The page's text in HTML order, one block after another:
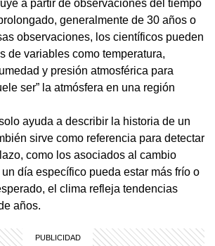
a partir de observaciones del tiempo
generalmente de 30 años o
observaciones, los científicos pueden
de variables como temperatura,
y presión atmosférica para
ser” la atmósfera en una región
ayuda a describir la historia de un
sirve como referencia para detectar
como los asociados al cambio
día específico pueda estar más frío o
el clima refleja tendencias
años.